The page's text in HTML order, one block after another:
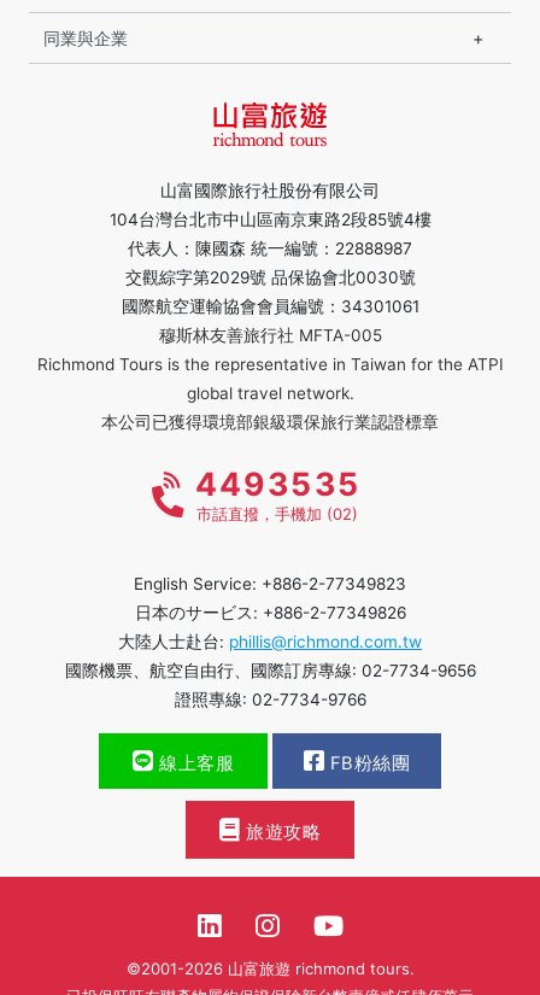
山富國際旅行社股份有限公司
104台灣台北市中山區南京東路2段85號4樓
代表人：陳國森 統一編號：22888987
交觀綜字第2029號 品保協會北0030號
國際航空運輸協會會員編號：34301061
穆斯林友善旅行社 MFTA-005
Richmond Tours is the representative in Taiwan for the ATPI
global travel network.
本公司已獲得環境部銀級環保旅行業認證標章
同業與企業
4493535
市話直撥，手機加 (02)
English Service: +886-2-77349823
日本のサービス: +886-2-77349826
大陸人士赴台: phillis@richmond.com.tw
國際機票、航空自由行、國際訂房專線: 02-7734-9656
證照專線: 02-7734-9766
線上客服 FB粉絲團
旅遊攻略
©2001-2026 山富旅遊 richmond tours.